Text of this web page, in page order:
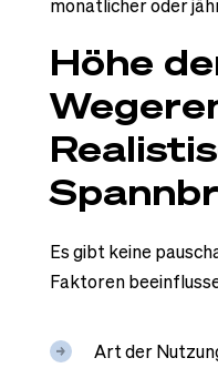
monatlicher oder
Höhe
Es gibt keine
Faktoren
Art der